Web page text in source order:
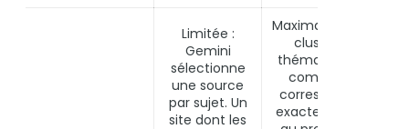
Limitée :
Gemini
sélectionne
une source
par sujet. Un
site dont les
Maximale : un
cluster
thématique
complet
correspond
exactement